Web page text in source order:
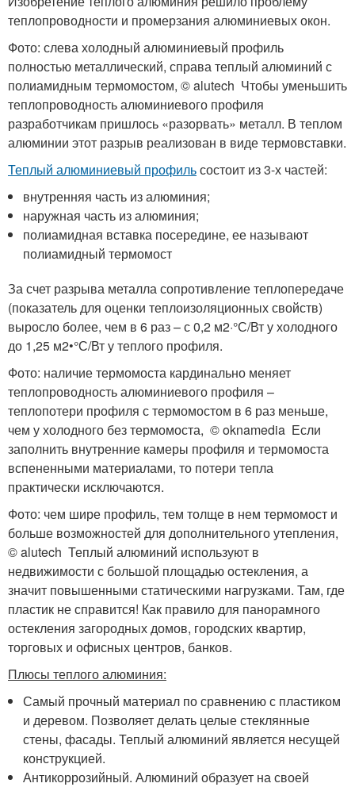
теплопроводности и промерзания алюминиевых окон.
Фото: слева холодный алюминиевый профиль
полностью металлический, справа теплый алюминий с
полиамидным термомостом, © alutech Чтобы уменьшить
теплопроводность алюминиевого профиля
разработчикам пришлось «разорвать» металл. В теплом
алюминии этот разрыв реализован в виде термовставки.
Теплый алюминиевый профильсостоит из 3-х частей:
внутренняя часть из алюминия;
наружная часть из алюминия;
полиамидная вставка посередине, ее называют
полиамидный термомост
За счет разрыва металла сопротивление теплопередаче
(показатель для оценки теплоизоляционных свойств)
выросло более, чем в 6 раз – с 0,2 м2·°С/Вт у холодного
до 1,25 м2•°С/Вт у теплого профиля.
Фото: наличие термомоста кардинально меняет
теплопроводность алюминиевого профиля –
теплопотери профиля с термомостом в 6 раз меньше,
чем у холодного без термомоста, © oknamedia Если
заполнить внутренние камеры профиля и термомоста
вспененными материалами, то потери тепла
практически исключаются.
Фото: чем шире профиль, тем толще в нем термомост и
больше возможностей для дополнительного утепления,
© alutech Теплый алюминий используют в
недвижимости с большой площадью остекления, а
значит повышенными статическими нагрузками. Там, где
пластик не справится! Как правило для панорамного
остекления загородных домов, городских квартир,
торговых и офисных центров, банков.
Плюсы теплого алюминия:
Самый прочный материал по сравнению с пластиком
и деревом. Позволяет делать целые стеклянные
стены, фасады. Теплый алюминий является несущей
конструкцией.
Антикоррозийный. Алюминий образует на своей